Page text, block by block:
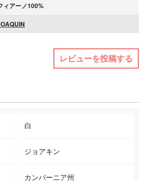
ィアーノ100%
レビューを投稿する
白
ジョアキン
カンパーニア州